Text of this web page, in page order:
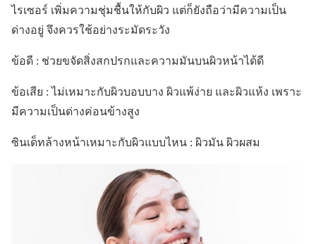
ไรเซอร์ เพิ่มความชุ่มชื้นให้กับผิว แต่ก็ยังถือว่ามีความเป็น
ด่างอยู่ จึงควรใช้อย่างระมัดระวัง
ข้อดี : ช่วยขจัดสิ่งสกปรกและความมันบนผิวหน้าได้ดี
ข้อเสีย : ไม่เหมาะกับผิวบอบบาง ผิวแพ้ง่าย และผิวแห้ง เพราะ
มีความเป็นด่างค่อนข้างสูง
ซินเด็ทล้างหน้าเหมาะกับผิวแบบไหน : ผิวมัน ผิวผสม